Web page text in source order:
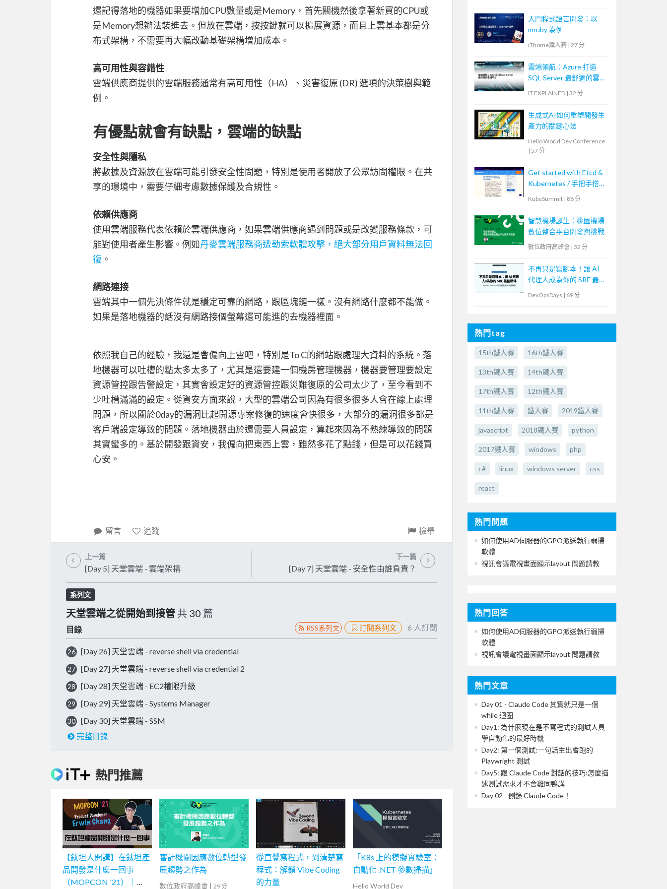
還記得落地的機器如果要增加CPU數量或是Memory，首先關機然後拿著新買的CPU或
是Memory想辦法裝進去。但放在雲端，按按鍵就可以擴展資源，而且上雲基本都是分
布式架構，不需要再大幅改動基礎架構增加成本。
高可用性與容錯性
雲端供應商提供的雲端服務通常有高可用性（HA）、災害復原 (DR) 選項的決策樹與範
例。
有優點就會有缺點，雲端的缺點
安全性與隱私
將數據及資源放在雲端可能引發安全性問題，特別是使用者開放了公眾訪問權限。在共
享的環境中，需要仔細考慮數據保護及合規性。
依賴供應商
使用雲端服務代表依賴於雲端供應商，如果雲端供應商遇到問題或是改變服務條款，可
能對使用者產生影響。例如丹麥雲端服務商遭勒索軟體攻擊，絕大部分用戶資料無法回
復 。
網路連接
雲端其中一個先決條件就是穩定可靠的網路，跟區塊鏈一樣。沒有網路什麼都不能做。
如果是落地機器的話沒有網路接個螢幕還可能進的去機器裡面。
依照我自己的經驗，我還是會偏向上雲吧，特別是To C的網站跟處理大資料的系統。落
地機器可以吐槽的點太多太多了，尤其是還要建一個機房管理機器，機器要管理要設定
資源管控跟告警設定，其實會設定好的資源管控跟災難復原的公司太少了，至今看到不
少吐槽滿滿的設定。從資安方面來說，大型的雲端公司因為有很多很多人會在線上處理
問題，所以關於0day的漏洞比起開源專案修復的速度會快很多，大部分的漏洞很多都是
客戶端設定導致的問題。落地機器由於還需要人員設定，算起來因為不熟練導致的問題
其實蠻多的。基於開發跟資安，我偏向把東西上雲，雖然多花了點錢，但是可以花錢買
心安。
留言 追蹤 檢舉
上一篇
[Day 5] 天堂雲端 - 雲端架構
下一篇
[Day 7] 天堂雲端 - 安全性由誰負責？
系列文
天堂雲端之從開始到接管 共 30 篇
目錄 RSS系列文 訂閱系列文 6 人訂閱
26 [Day 26] 天堂雲端 - reverse shell via credential
27 [Day 27] 天堂雲端 - reverse shell via credential 2
28 [Day 28] 天堂雲端 - EC2權限升級
29 [Day 29] 天堂雲端 - Systems Manager
30
[Day 30] 天堂雲端 - SSM
完整目錄
熱門推薦
【鈦坦人開講】在鈦坦產
品開發是什麼一回事
（MOPCON '21）｜
審計機關因應數位轉型發
展趨勢之作為
數位政府高峰會 | 29 分
從直覺寫程式，到清楚寫
程式：解鎖 Vibe Coding
的力量
「K8s 上的模擬實驗室：
自動化 .NET 參數掃描」
Hello World Dev
入門程式語言開發：以
mruby 為例
iThome鐵人賽 | 27 分
雲端領航：Azure 打造
SQL Server 最舒適的雲端
IT EXPLAINED | 32 分
生成式AI如何重塑開發生
產力的關鍵心法
Hello World Dev Conference
| 57 分
Get started with Etcd &
Kubernetes / 手把手搭建
KubeSummit | 86 分
智慧機場誕生：桃園機場
數位整合平台開發與挑戰
數位政府高峰會 | 32 分
不再只是寫腳本！讓 AI
代理人成為你的 SRE 最佳
DevOpsDays | 69 分
熱門tag
15th鐵人賽 16th鐵人賽
13th鐵人賽 14th鐵人賽
17th鐵人賽 12th鐵人賽
11th鐵人賽 鐵人賽 2019鐵人賽
javascript 2018鐵人賽 python
2017鐵人賽 windows php
c# linux windows server css
react
熱門問題
如何使用AD伺服器的GPO派送執行弱掃
軟體
視訊會議電視畫面顯示layout 問題請教
熱門回答
如何使用AD伺服器的GPO派送執行弱掃
軟體
視訊會議電視畫面顯示layout 問題請教
熱門文章
Day 01 - Claude Code 其實就只是一個
while 迴圈
Day1: 為什麼現在是不寫程式的測試人員
學自動化的最好時機
Day2: 第一個測試:一句話生出會跑的
Playwright 測試
Day5: 跟 Claude Code 對話的技巧:怎麼描
述測試需求才不會雞同鴨講
Day 02 - 側錄 Claude Code！